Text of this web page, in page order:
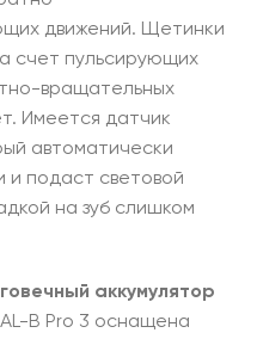
движений. Щетинки
счет пульсирующих
вращательных
Имеется датчик
автоматически
и подаст световой
на зуб слишком
аккумулятор
B Pro 3 оснащена